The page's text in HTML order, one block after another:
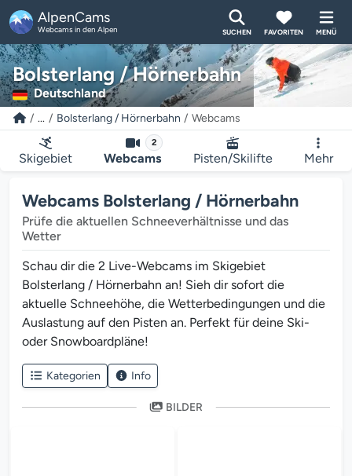
AlpenCams
Webcams in den Alpen SUCHEN FAVORITEN MENÜ
Bolsterlang / Hörnerbahn
Deutschland
... Bolsterlang / Hörnerbahn Webcams
Skigebiet
2
Webcams Pisten/Skilifte Mehr
Webcams Bolsterlang / Hörnerbahn
Prüfe die aktuellen Schneeverhältnisse und das
Wetter
Schau dir die 2 Live-Webcams im Skigebiet
Bolsterlang / Hörnerbahn an! Sieh dir sofort die
aktuelle Schneehöhe, die Wetterbedingungen und die
Auslastung auf den Pisten an. Perfekt für deine Ski-
oder Snowboardpläne!
Kategorien Info
BILDER